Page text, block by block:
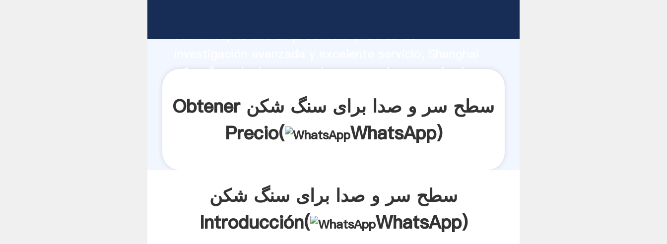
fuerte capacidad de producción, fuerza de
سطح سر و صدا برای سنگ شکن proveedor crea el valor y
Obtener سطح سر و صدا برای سنگ شکن
Precio(
WhatsApp)
سطح سر و صدا برای سنگ شکن
Introducción(
WhatsApp)